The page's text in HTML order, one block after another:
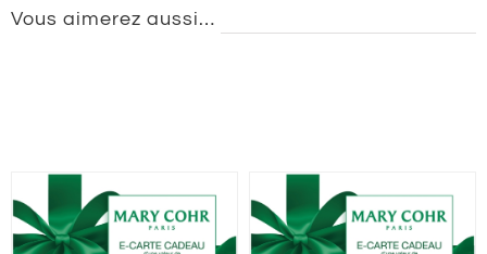
Vous aimerez aussi…